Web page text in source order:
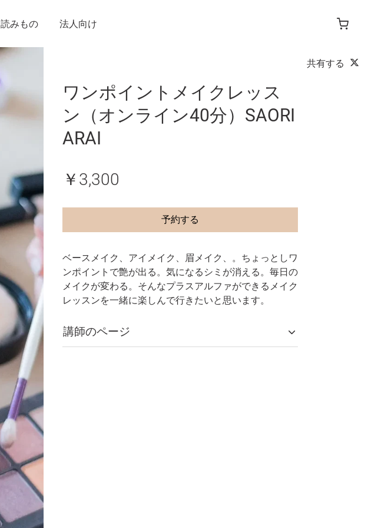
読みもの 法人向け
共有する
ワンポイントメイクレッス
ン（オンライン40分）SAORI
ARAI
￥3,300
予約する
ベースメイク、アイメイク、眉メイク、。ちょっとしワ
ンポイントで艶が出る。気になるシミが消える。毎日の
メイクが変わる。そんなプラスアルファができるメイク
レッスンを一緒に楽しんで行きたいと思います。
講師のページ